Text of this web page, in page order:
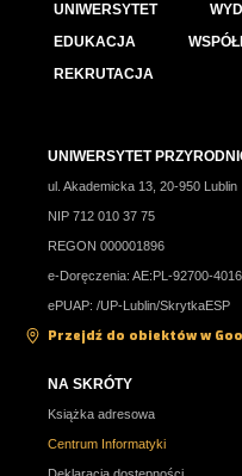
UNIWERSYTET
EDUKACJA
REKRUTACJA
UNIWERSYTET
ul. Akademicka 13, 20-950 Lublin
NIP 712 010 37 75
REGON 000001896
e-Doręczenia: AE:PL-92700-
ePUAP: /UP-Lublin/SkrytkaESP
Przejdź do obiektów w
NA SKRÓTY
Książka adresowa
Centrum Informatyki